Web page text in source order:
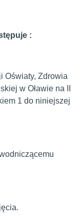
:
Oświaty, Zdrowia
w Oławie na II
1 do niniejszej